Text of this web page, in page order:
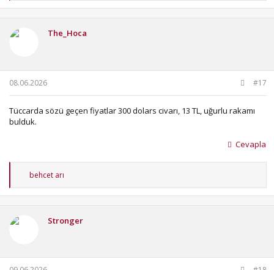
p
The_Hoca
08.06.2026 #17
Tüccarda sözü geçen fiyatlar 300 dolars civarı, 13 TL, uğurlu rakamı
bulduk.
Cevapla
T
p
behcet arı
Stronger